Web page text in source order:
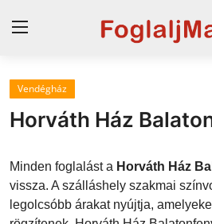
Magyarország
Horvátország
Szállások a Balatonon
Vendégház
Horváth Ház
Minden foglalást a Horváth Ház
vissza. A szálláshely szakmai
legolcsóbb árakat nyújtja,